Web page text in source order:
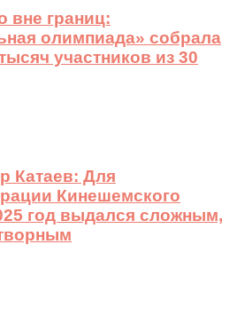
вне границ:
олимпиада» собрала
участников из 30
Катаев: Для
Кинешемского
год выдался сложным,